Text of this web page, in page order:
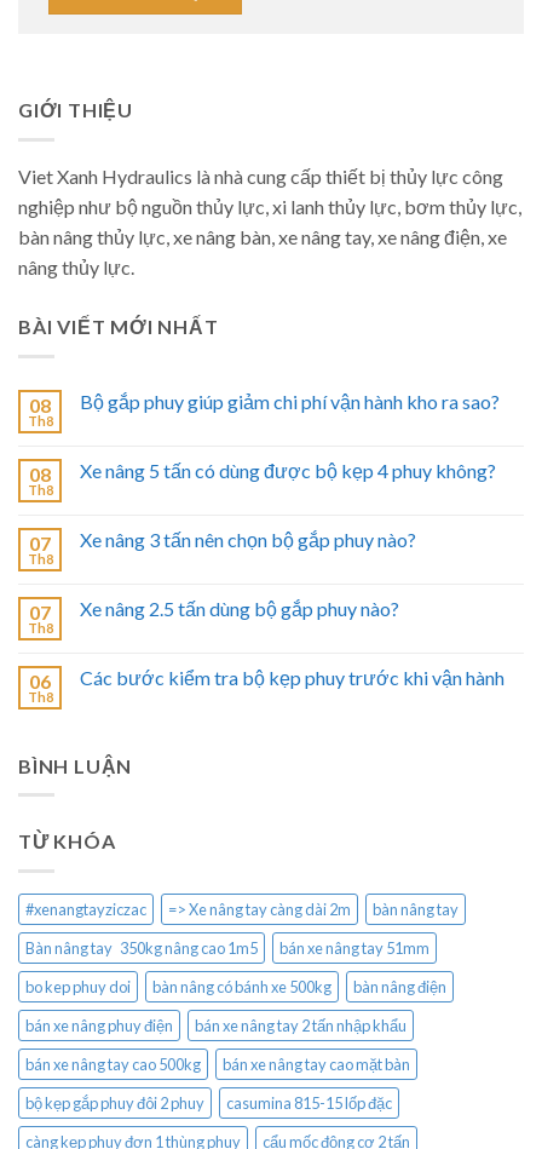
GIỚI THIỆU
Viet Xanh Hydraulics là nhà cung cấp thiết bị thủy lực công
nghiệp như bộ nguồn thủy lực, xi lanh thủy lực, bơm thủy lực,
bàn nâng thủy lực, xe nâng bàn, xe nâng tay, xe nâng điện, xe
nâng thủy lực.
BÀI VIẾT MỚI NHẤT
08
Th8
Bộ gắp phuy giúp giảm chi phí vận hành kho ra sao?
08
Th8
Xe nâng 5 tấn có dùng được bộ kẹp 4 phuy không?
07
Th8
Xe nâng 3 tấn nên chọn bộ gắp phuy nào?
07
Th8
Xe nâng 2.5 tấn dùng bộ gắp phuy nào?
06
Th8
Các bước kiểm tra bộ kẹp phuy trước khi vận hành
BÌNH LUẬN
TỪ KHÓA
#xenangtayziczac => Xe nâng tay càng dài 2m
bàn nâng tay
Bàn nâng tay 350kg nâng cao 1m5
bán xe nâng tay 51mm
bo kep phuy doi
bàn nâng có bánh xe 500kg
bàn nâng điện
bán xe nâng phuy điện
bán xe nâng tay 2 tấn nhập khẩu
bán xe nâng tay cao 500kg
bán xe nâng tay cao mặt bàn
bộ kẹp gắp phuy đôi 2 phuy
casumina 815-15 lốp đặc
càng kẹp phuy đơn 1 thùng phuy
cẩu mốc động cơ 2 tấn